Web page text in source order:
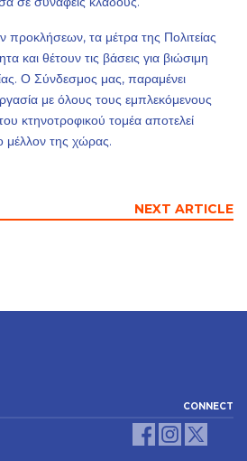
προκλήσεων, τα μέτρα της Πολιτείας
και θέτουν τις βάσεις για βιώσιμη
Ο Σύνδεσμος μας, παραμένει
με όλους τους εμπλεκόμενους
κτηνοτροφικού τομέα αποτελεί
μέλλον της χώρας.
NEXT ARTICLE
CONNECT